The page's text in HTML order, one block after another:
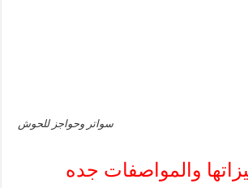
سواتر وحواجز للحوش
والمواصفات جده